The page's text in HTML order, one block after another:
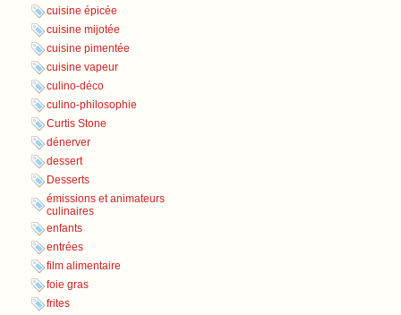
cuisine épicée
cuisine mijotée
cuisine pimentée
cuisine vapeur
culino-déco
culino-philosophie
Curtis Stone
dénerver
dessert
Desserts
émissions et animateurs
culinaires
enfants
entrées
film alimentaire
foie gras
frites